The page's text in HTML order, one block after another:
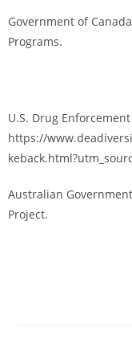
Government of
Programs.
U.S. Drug
https://
Australian
Project.